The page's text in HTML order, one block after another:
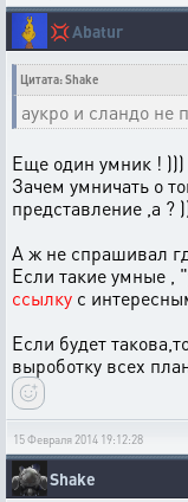
💢Abatur
Цитата: Shake
аукро и сландо не
Еще один умник ! )))
Зачем умничать о
представление ,а ?
А ж не спрашивал
Если такие умные ,
ссылку с
Если будет
выроботку всех
15 Февраля 2014 19:12:28
Shake